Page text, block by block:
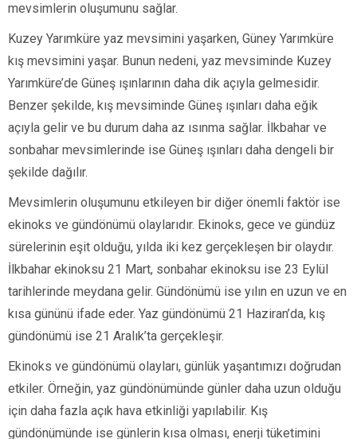
mevsimlerin oluşumunu sağlar.
Kuzey Yarımküre yaz mevsimini yaşarken, Güney Yarımküre
kış mevsimini yaşar. Bunun nedeni, yaz mevsiminde Kuzey
Yarımküre’de Güneş ışınlarının daha dik açıyla gelmesidir.
Benzer şekilde, kış mevsiminde Güneş ışınları daha eğik
açıyla gelir ve bu durum daha az ısınma sağlar. İlkbahar ve
sonbahar mevsimlerinde ise Güneş ışınları daha dengeli bir
şekilde dağılır.
Mevsimlerin oluşumunu etkileyen bir diğer önemli faktör ise
ekinoks ve gündönümü olaylarıdır. Ekinoks, gece ve gündüz
sürelerinin eşit olduğu, yılda iki kez gerçekleşen bir olaydır.
İlkbahar ekinoksu 21 Mart, sonbahar ekinoksu ise 23 Eylül
tarihlerinde meydana gelir. Gündönümü ise yılın en uzun ve en
kısa gününü ifade eder. Yaz gündönümü 21 Haziran’da, kış
gündönümü ise 21 Aralık’ta gerçekleşir.
Ekinoks ve gündönümü olayları, günlük yaşantımızı doğrudan
etkiler. Örneğin, yaz gündönümünde günler daha uzun olduğu
için daha fazla açık hava etkinliği yapılabilir. Kış
gündönümünde ise günlerin kısa olması, enerji tüketimini